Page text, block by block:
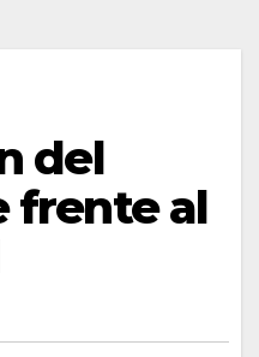
del
frente al